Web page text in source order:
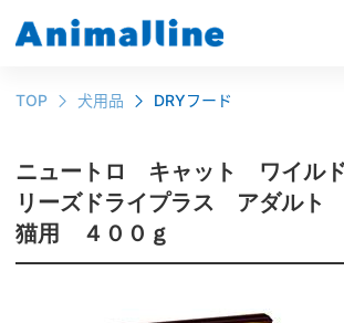
TOP 犬用品 DRYフード
ニュートロ キャット ワイ
リーズドライプラス アダル
猫用 ４００ｇ